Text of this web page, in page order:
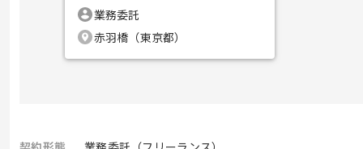
業務委託
赤羽橋（東京都）